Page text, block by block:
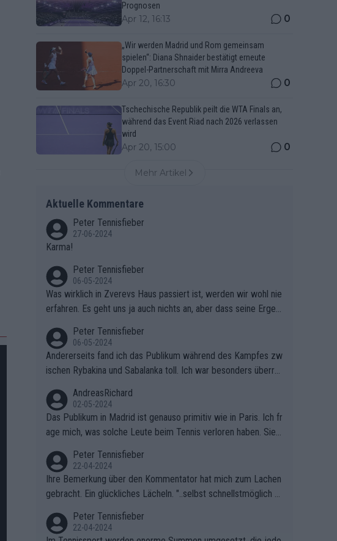
Prognosen
Apr 12, 16:13 0
„Wir werden Madrid und Rom gemeinsam
spielen“: Diana Shnaider bestätigt erneute
Doppel-Partnerschaft mit Mirra Andreeva
Apr 20, 16:30 0
Tschechische Republik peilt die WTA Finals an,
während das Event Riad nach 2026 verlassen
wird
Apr 20, 15:00 0
Mehr Artikel
Aktuelle Kommentare
Peter Tennisfieber
27-06-2024
Karma!
Peter Tennisfieber
06-05-2024
Was wirklich in Zverevs Haus passiert ist, werden wir wohl nie
erfahren. Es geht uns ja auch nichts an, aber dass seine Ergeb
Peter Tennisfieber
06-05-2024
Andererseits fand ich das Publikum während des Kampfes zw
ischen Rybakina und Sabalanka toll. Ich war besonders überras
AndreasRichard
02-05-2024
Das Publikum in Madrid ist genauso primitiv wie in Paris. Ich fr
age mich, was solche Leute beim Tennis verloren haben. Sie s
ben.
Peter Tennisfieber
22-04-2024
Ihre Bemerkung über den Kommentator hat mich zum Lachen
gebracht. Ein glückliches Lächeln. "..selbst schnellstmöglich na
Peter Tennisfieber
22-04-2024